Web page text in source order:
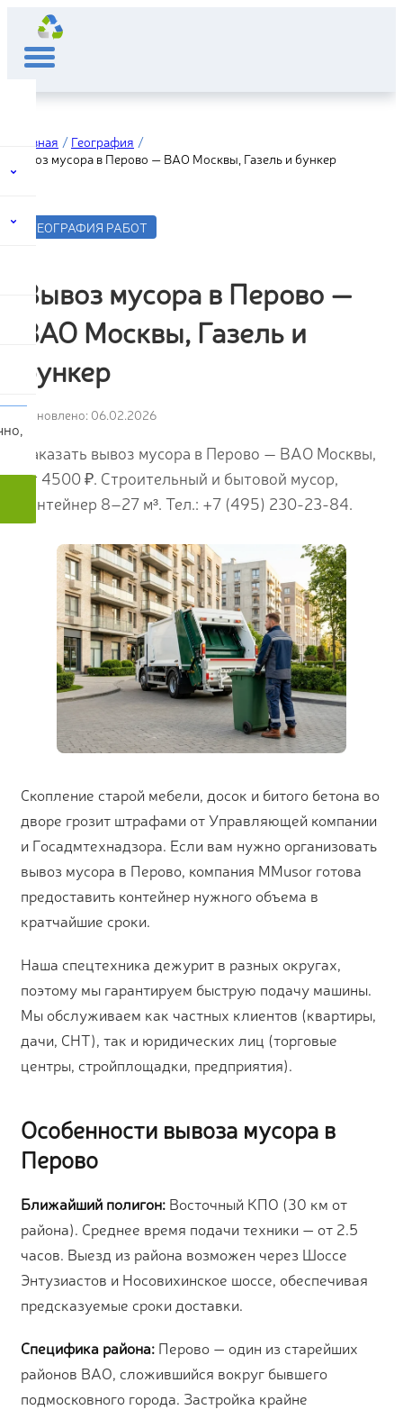
Главная
География
Вывоз мусора в Перово — ВАО Москвы, Газель и бункер
ГЕОГРАФИЯ РАБОТ
Вывоз мусора в Перово —
ВАО Москвы, Газель и
бункер
Обновлено: 06.02.2026
Заказать вывоз мусора в Перово — ВАО Москвы,
от 4500 ₽. Строительный и бытовой мусор,
контейнер 8–27 м³. Тел.: +7 (495) 230-23-84.
Скопление старой мебели, досок и битого бетона во
дворе грозит штрафами от Управляющей компании
и Госадмтехнадзора. Если вам нужно организовать
вывоз мусора в Перово, компания MMusor готова
предоставить контейнер нужного объема в
кратчайшие сроки.
Наша спецтехника дежурит в разных округах,
поэтому мы гарантируем быструю подачу машины.
Мы обслуживаем как частных клиентов (квартиры,
дачи, СНТ), так и юридических лиц (торговые
центры, стройплощадки, предприятия).
Особенности вывоза мусора в
Перово
Ближайший полигон: Восточный КПО (30 км от
района). Среднее время подачи техники — от 2.5
часов. Выезд из района возможен через Шоссе
Энтузиастов и Носовихинское шоссе, обеспечивая
предсказуемые сроки доставки.
Специфика района: Перово — один из старейших
районов ВАО, сложившийся вокруг бывшего
подмосковного города. Застройка крайне